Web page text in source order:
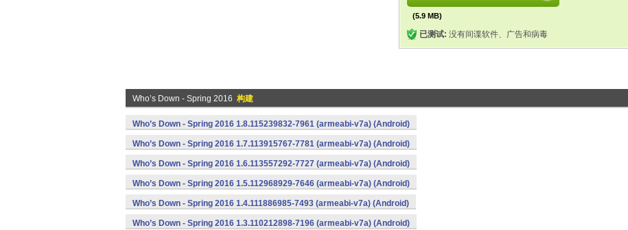
(5.9 MB)
已测试: 没有间谍软件、广告和病毒
Who’s Down - Spring 2016 构建
Who’s Down - Spring 2016 1.8.115239832-7961 (armeabi-v7a) (Android)
Who’s Down - Spring 2016 1.7.113915767-7781 (armeabi-v7a) (Android)
Who’s Down - Spring 2016 1.6.113557292-7727 (armeabi-v7a) (Android)
Who’s Down - Spring 2016 1.5.112968929-7646 (armeabi-v7a) (Android)
Who’s Down - Spring 2016 1.4.111886985-7493 (armeabi-v7a) (Android)
Who’s Down - Spring 2016 1.3.110212898-7196 (armeabi-v7a) (Android)